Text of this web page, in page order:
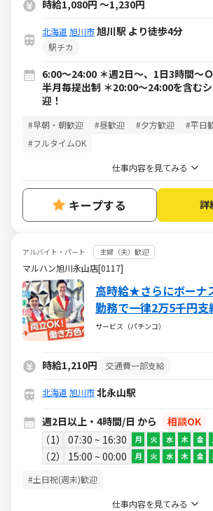
時給1,080円 ～1,230円
北海道 旭川市旭川駅 より徒歩4分
駅チカ
6:00～24:00 ＊週2日～、1日3時間～
半月毎提出制 ＊20:00～24:00を含む
迎！
#早朝・朝歓迎 #昼歓迎 #夕方歓迎
#平日
#フルタイムOK
仕事内容を見てみる
キープする 詳
アルバイト・パート 主婦（夫）歓迎
マルハン旭川永山店[0117]
高時給★さらにボーナ
勤務で一律2万5千円
♪
サービス（パチンコ）
時給1,210円 交通費一部支給
北海道 旭川市北永山駅
週2日以上・4時間/日 から
相談OK
1
07:30 ~ 16:30 月 火 水 木 金
2 15:00 ~ 00:00 月 火 水 木 金
#土日祝(週末)歓迎
仕事内容を見てみる